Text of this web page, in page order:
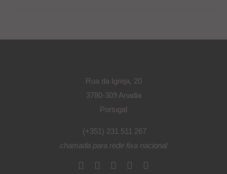
Rua da Igreja, 20
3780-309 Anadia
Portugal
(+351) 231 511 267
chamada para rede fixa nacional